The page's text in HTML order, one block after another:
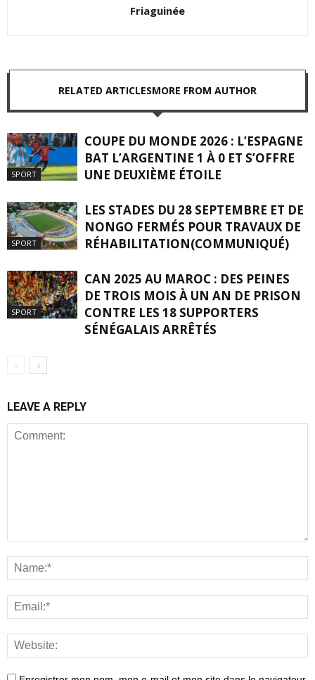
Friaguinée
RELATED ARTICLESMORE FROM AUTHOR
SPORT
COUPE DU MONDE 2026 : L’ESPAGNE
BAT L’ARGENTINE 1 À 0 ET S’OFFRE
UNE DEUXIÈME ÉTOILE
SPORT
LES STADES DU 28 SEPTEMBRE ET DE
NONGO FERMÉS POUR TRAVAUX DE
RÉHABILITATION(COMMUNIQUÉ)
SPORT
CAN 2025 AU MAROC : DES PEINES
DE TROIS MOIS À UN AN DE PRISON
CONTRE LES 18 SUPPORTERS
SÉNÉGALAIS ARRÊTÉS
LEAVE A REPLY